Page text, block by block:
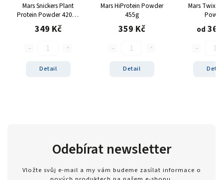
Mars Snickers Plant
Protein Powder 420g -
čokoláda/karamel/arašídy
349 Kč
Detail
Mars HiProtein Powder
455g
359 Kč
Detail
Mars Twix
od
Odebírat newsletter
Vložte svůj e-mail a my vám budeme zasílat informace o